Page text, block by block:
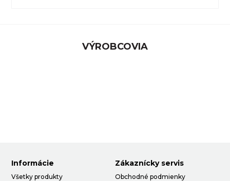
VÝROBCOVIA
Informácie
Všetky produkty
Zákaznícky servis
Obchodné podmienky